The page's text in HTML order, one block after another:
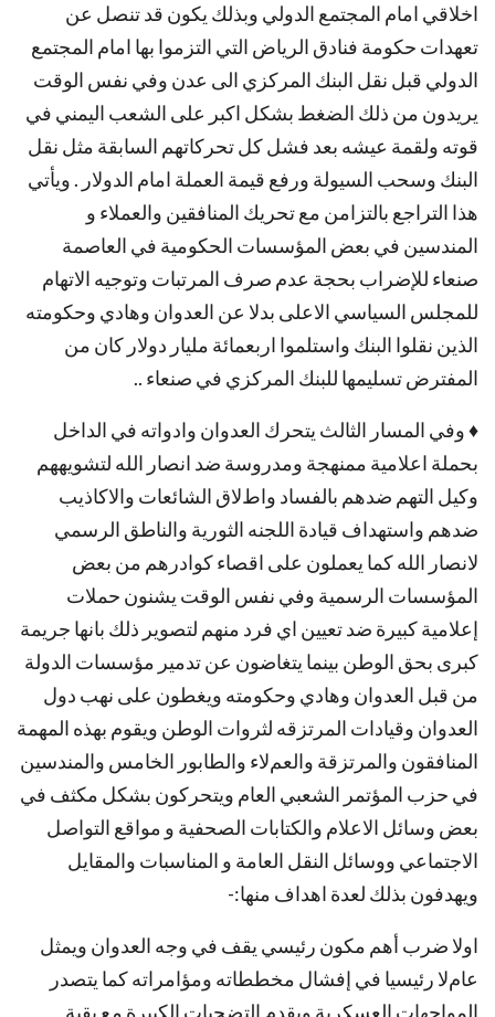
اخلاقي امام المجتمع الدولي وبذلك يكون قد تنصل عن
تعهدات حكومة فنادق الرياض التي التزموا بها امام المجتمع
الدولي قبل نقل البنك المركزي الى عدن وفي نفس الوقت
يريدون من ذلك الضغط بشكل اكبر على الشعب اليمني في
قوته ولقمة عيشه بعد فشل كل تحركاتهم السابقة مثل نقل
البنك وسحب السيولة ورفع قيمة العملة امام الدوﻻر . ويأتي
هذا التراجع بالتزامن مع تحريك المنافقين والعملاء و
المندسين في بعض المؤسسات الحكومية في العاصمة
صنعاء للإضراب بحجة عدم صرف المرتبات وتوجيه اﻻتهام
للمجلس السياسي اﻻعلى بدﻻ عن العدوان وهادي وحكومته
الذين نقلوا البنك واستلموا اربعمائة مليار دوﻻر كان من
المفترض تسليمها للبنك المركزي في صنعاء ..
♦ وفي المسار الثالث يتحرك العدوان وادواته في الداخل
بحملة اعلامية ممنهجة ومدروسة ضد انصار الله لتشويههم
وكيل التهم ضدهم بالفساد واطﻻق الشائعات واﻻكاذيب
ضدهم واستهداف قيادة اللجنه الثورية والناطق الرسمي
لانصار الله كما يعملون على اقصاء كوادرهم من بعض
المؤسسات الرسمية وفي نفس الوقت يشنون حملات
إعلامية كبيرة ضد تعيين اي فرد منهم لتصوير ذلك بانها جريمة
كبرى بحق الوطن بينما يتغاضون عن تدمير مؤسسات الدولة
من قبل العدوان وهادي وحكومته ويغطون على نهب دول
العدوان وقيادات المرتزقه لثروات الوطن ويقوم بهذه المهمة
المنافقون والمرتزقة والعمﻻء والطابور الخامس والمندسين
في حزب المؤتمر الشعبي العام ويتحركون بشكل مكثف في
بعض وسائل اﻻعلام والكتابات الصحفية و مواقع التواصل
اﻻجتماعي ووسائل النقل العامة و المناسبات والمقايل
ويهدفون بذلك لعدة اهداف منها:-
اوﻻ ضرب أهم مكون رئيسي يقف في وجه العدوان ويمثل
عامﻻ رئيسيا في إفشال مخططاته ومؤامراته كما يتصدر
المواجهات العسكرية ويقدم التضحيات الكبيرة مع بقية